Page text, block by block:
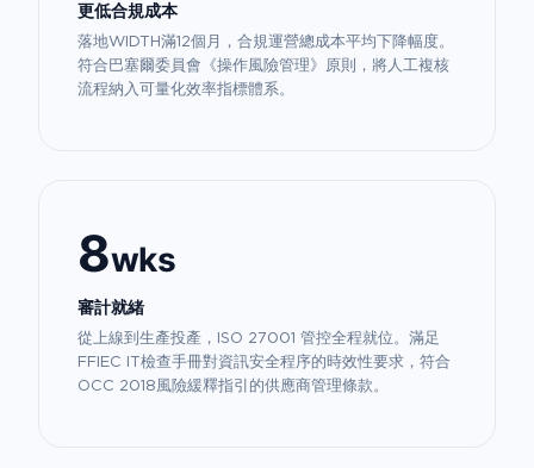
更低合規成本
落地WIDTH滿12個月，合規運營總成本平均下降幅度。
符合巴塞爾委員會《操作風險管理》原則，將人工複核
流程納入可量化效率指標體系。
8wks
審計就緒
從上線到生產投產，ISO 27001 管控全程就位。滿足
FFIEC IT檢查手冊對資訊安全程序的時效性要求，符合
OCC 2018風險緩釋指引的供應商管理條款。